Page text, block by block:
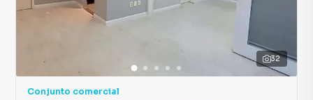
32
Conjunto comercial